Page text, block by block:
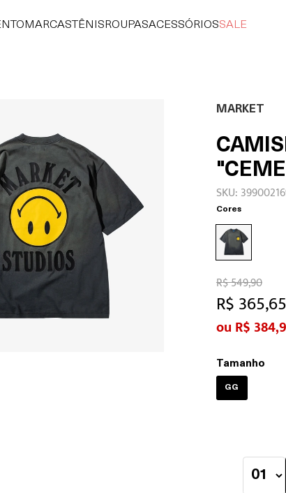
MARCAS TÊNIS ROUPASACESSÓRIOSSALE
MARKET
SKU:
Cores
R$ 365,65
R$ 549,90
R$
Tamanho
GG